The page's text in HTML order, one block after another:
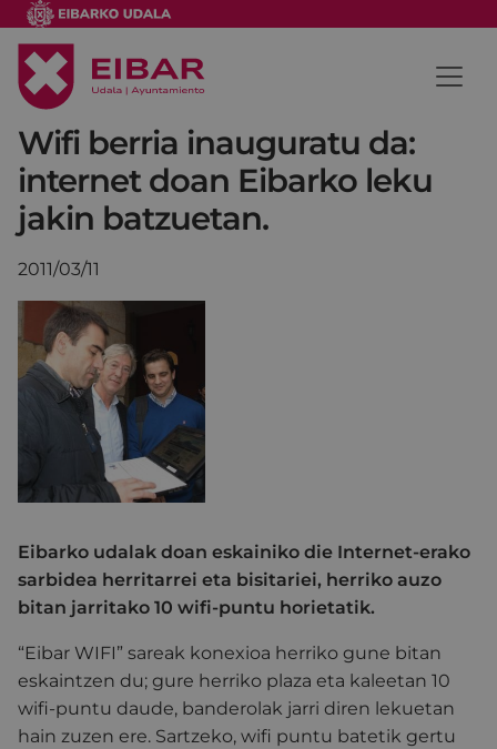
Wifi berria inauguratu da:
internet doan Eibarko leku
jakin batzuetan.
2011/03/11
Eibarko udalak doan eskainiko die Internet-erako
sarbidea herritarrei eta bisitariei, herriko auzo
bitan jarritako 10 wifi-puntu horietatik.
“Eibar WIFI” sareak konexioa herriko gune bitan
eskaintzen du; gure herriko plaza eta kaleetan 10
wifi-puntu daude, banderolak jarri diren lekuetan
hain zuzen ere. Sartzeko, wifi puntu batetik gertu